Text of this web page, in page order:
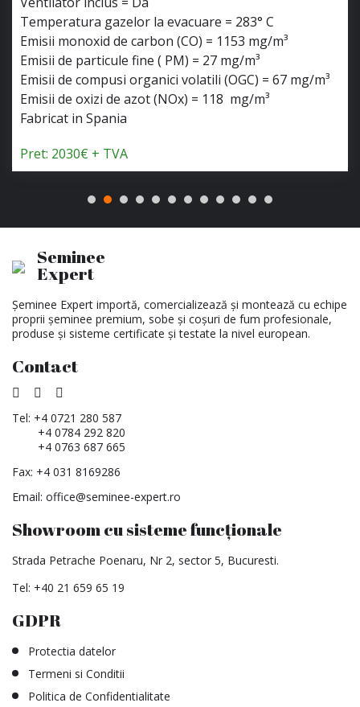
Temperatura gazelor la evacuare = 283° C
Emisii monoxid de carbon (CO) = 1153 mg/m³
Emisii de particule fine ( PM) = 27 mg/m³
Emisii de compusi organici volatili (OGC) = 67 mg/m³
Emisii de oxizi de azot (NOx) = 118 mg/m³
Fabricat in Spania
Pret: 2030€ + TVA
Seminee
Expert
Șeminee Expert importă, comercializează și montează cu echipe
proprii șeminee premium, sobe și coșuri de fum profesionale,
produse și sisteme certificate și testate la nivel european.
Contact
Tel: +4 0721 280 587
+4 0784 292 820
+4 0763 687 665
Fax: +4 031 8169286
Email: office@seminee-expert.ro
Showroom cu sisteme funcționale
Strada Petrache Poenaru, Nr 2, sector 5, Bucuresti.
Tel: +40 21 659 65 19
GDPR
Protectia datelor
Termeni si Conditii
Politica de Confidentialitate